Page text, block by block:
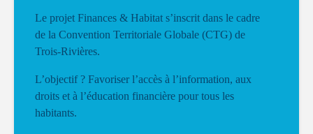
Le projet Finances & Habitat s’inscrit dans le cadre
de la Convention Territoriale Globale (CTG) de
Trois-Rivières.
L’objectif ? Favoriser l’accès à l’information, aux
droits et à l’éducation financière pour tous les
habitants.